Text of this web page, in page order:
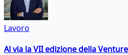
Lavoro
Al via la VII edizione della